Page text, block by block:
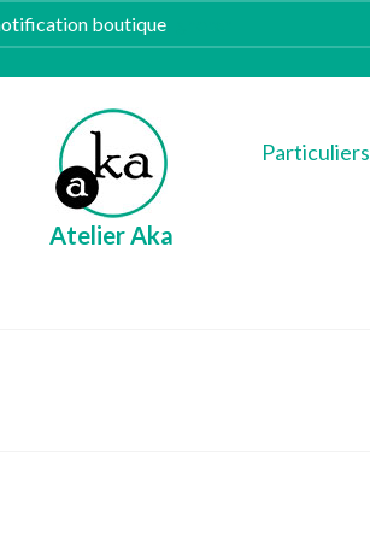
boutique
Atelier Aka
Particuliers